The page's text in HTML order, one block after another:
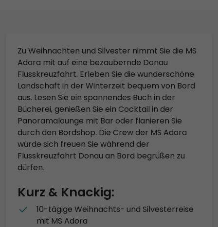
Zu Weihnachten und Silvester nimmt Sie die MS
Adora mit auf eine bezaubernde Donau
Flusskreuzfahrt. Erleben Sie die wunderschöne
Landschaft in der Winterzeit bequem von Bord
aus. Lesen Sie ein spannendes Buch in der
Bücherei, genießen Sie ein Cocktail in der
Panoramalounge mit Bar oder flanieren Sie
durch den Bordshop. Die Crew der MS Adora
würde sich freuen Sie während der
Flusskreuzfahrt Donau an Bord begrüßen zu
dürfen.
Kurz & Knackig:
10-tägige Weihnachts- und Silvesterreise
mit MS Adora